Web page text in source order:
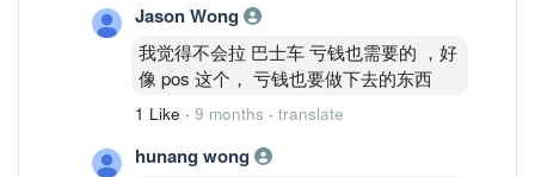
Jason Wong
我觉得不会拉 巴士车 亏钱也需要的 ，好
像 pos 这个， 亏钱也要做下去的东西
1 Like · 9 months · translate
hunang wong